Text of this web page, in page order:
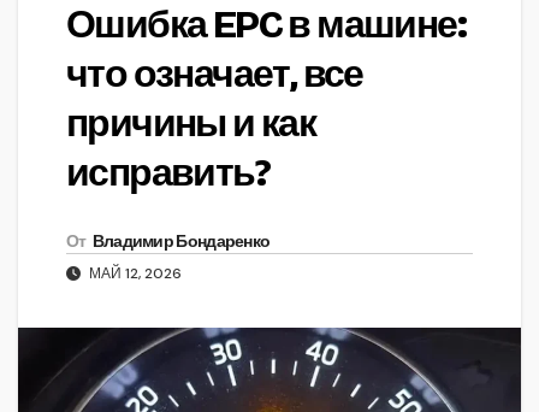
Ошибка EPC в машине:
что означает, все
причины и как
исправить?
От Владимир Бондаренко
МАЙ 12, 2026